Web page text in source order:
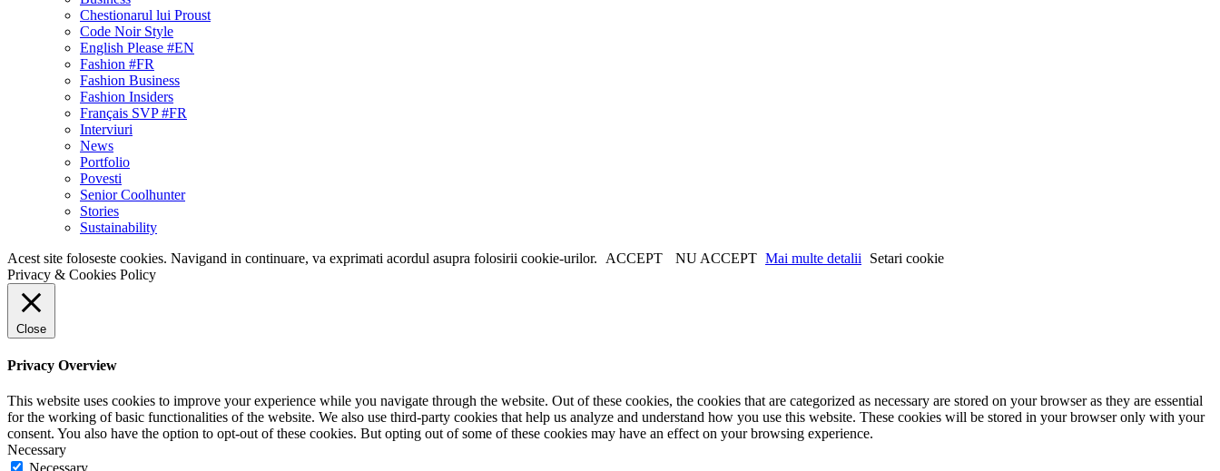
Chestionarul lui Proust
Code Noir Style
English Please #EN
Fashion #FR
Fashion Business
Fashion Insiders
Français SVP #FR
Interviuri
News
Portfolio
Povesti
Senior Coolhunter
Stories
Sustainability
Acest site foloseste cookies. Navigand in continuare, va exprimati acordul asupra folosirii cookie-urilor.
ACCEPT NU ACCEPT Mai multe detalii
Setari cookie
Privacy & Cookies Policy
Close
Privacy Overview
This website uses cookies to improve your experience while you navigate through the website. Out of these cookies, the cookies that are categorized as necessary are stored on your browser as they are essential
for the working of basic functionalities of the website. We also use third-party cookies that help us analyze and understand how you use this website. These cookies will be stored in your browser only with your
consent. You also have the option to opt-out of these cookies. But opting out of some of these cookies may have an effect on your browsing experience.
Necessary